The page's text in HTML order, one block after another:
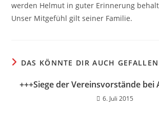
werden Helmut in guter Erinnerung
Unser Mitgefühl gilt seiner Familie.
DAS KÖNNTE DIR AUCH GEFALLEN
+++Siege der Vereinsvorstände bei
6. Juli 2015